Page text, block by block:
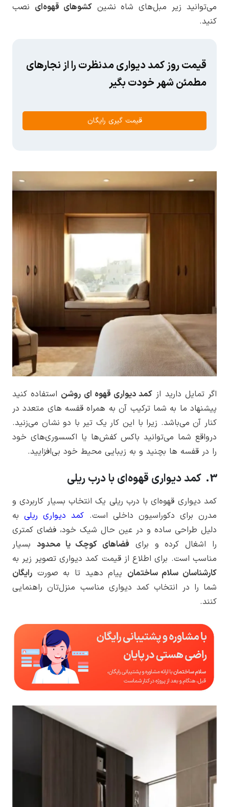
می‌توانید زیر مبل‌های شاه نشینکشوهای قهوه‌ای نصب
کنید.
قیمت روز کمد دیواری مدنظرت را از نجارهای
مطمئن شهر خودت بگیر
قیمت گیری رایگان
اگر تمایل دارید از کمد دیواری قهوه ای روشن استفاده کنید
پیشنهاد ما به شما ترکیب آن به همراه قفسه های متعدد در
کنار آن می‌باشد. زیرا با این کار یک تیر با دو نشان می‌زنید.
درواقع شما می‌توانید باکس کفش‌ها یا اکسسوری‌های خود
را در قفسه ها بچنید و به زیبایی محیط خود بی‌افزایید.
3. کمد دیواری قهوه‌ای با درب ریلی
کمد دیواری قهوه‌ای با درب ریلی یک انتخاب بسیار کاربردی و
مدرن برای دکوراسیون داخلی است. کمد دیواری ریلیبه
دلیل طراحی ساده و در عین حال شیک خود، فضای کمتری
را اشغال کرده و برای فضاهای کوچک یا محدود بسیار
مناسب است. برای اطلاع از قیمت کمد دیواری تصویر زیر به
کارشناسان سلام ساختمان پیام دهید تا به صورت رایگان
شما را در انتخاب کمد دیواری مناسب منزل‌تان راهنمایی
کنند.